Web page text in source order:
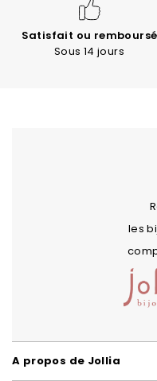
Satisfait ou remboursé
Sous 14 jours
les
A propos de Jollia